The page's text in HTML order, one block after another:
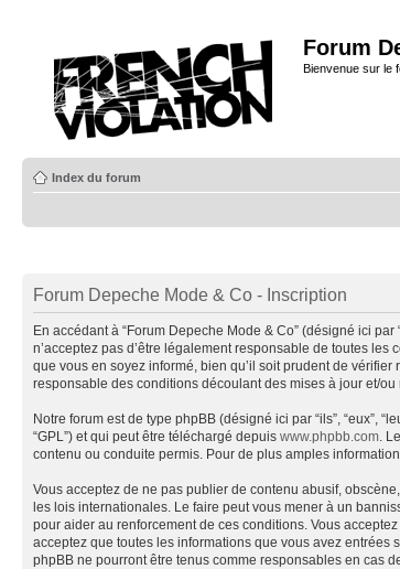
Forum
Bienvenue sur le
Index du forum
Forum Depeche Mode & Co - Inscription
En accédant à “Forum Depeche Mode & Co” (désigné ici
n’acceptez pas d’être légalement responsable de toutes
que vous en soyez informé, bien qu’il soit prudent de
responsable des conditions découlant des mises à jour et/ou
Notre forum est de type phpBB (désigné ici par “ils”, “eux”,
“GPL”) et qui peut être téléchargé depuis www.phpbb.com .
contenu ou conduite permis. Pour de plus amples
Vous acceptez de ne pas publier de contenu abusif,
les lois internationales. Le faire peut vous mener à un
pour aider au renforcement de ces conditions. Vous
acceptez que toutes les informations que vous avez entrées
phpBB ne pourront être tenus comme responsables en cas